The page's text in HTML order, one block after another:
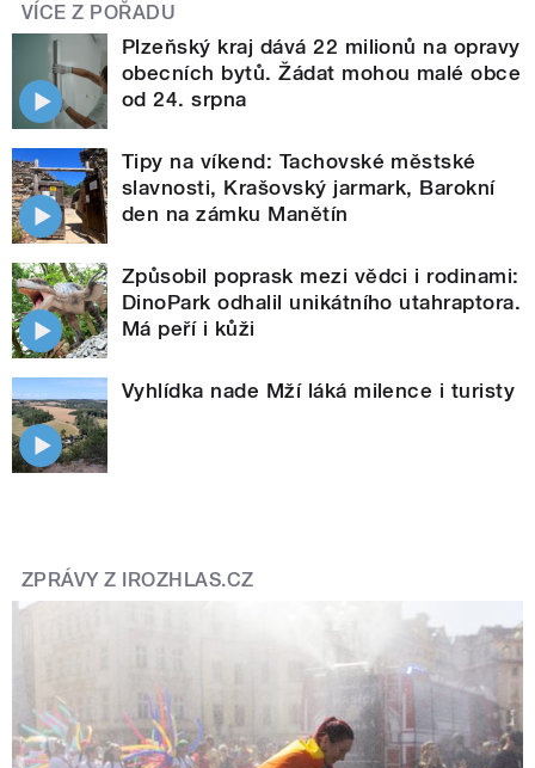
VÍCE Z POŘADU
Plzeňský kraj dává 22 milionů na opravy
obecních bytů. Žádat mohou malé obce
od 24. srpna
Tipy na víkend: Tachovské městské
slavnosti, Krašovský jarmark, Barokní
den na zámku Manětín
Způsobil poprask mezi vědci i rodinami:
DinoPark odhalil unikátního utahraptora.
Má peří i kůži
Vyhlídka nade Mží láká milence i turisty
ZPRÁVY Z IROZHLAS.CZ